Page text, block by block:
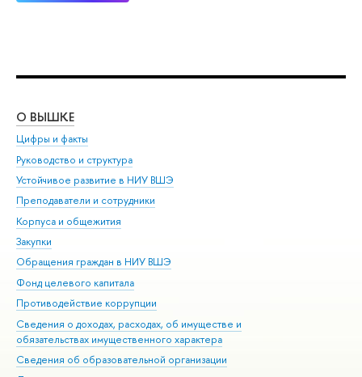
О ВЫШКЕ
Цифры и факты
Руководство и структура
Устойчивое развитие в НИУ ВШЭ
Преподаватели и сотрудники
Корпуса и общежития
Закупки
Обращения граждан в НИУ ВШЭ
Фонд целевого капитала
Противодействие коррупции
Сведения о доходах, расходах, об имуществе и
обязательствах имущественного характера
Сведения об образовательной организации